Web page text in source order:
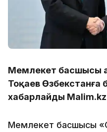
Мемлекет басшысы
Тоқаев Өзбекстанға
хабарлайды Malim.kz
Мемлекет басшысы